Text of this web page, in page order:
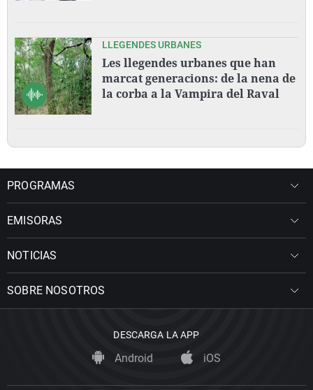
LLEGENDES URBANES
Les llegendes urbanes que han
marcat generacions: de la nena de
la corba a la Vampira del Raval
PROGRAMAS
EMISORAS
NOTICIAS
SOBRE NOSOTROS
DESCARGA LA APP
Android iOS